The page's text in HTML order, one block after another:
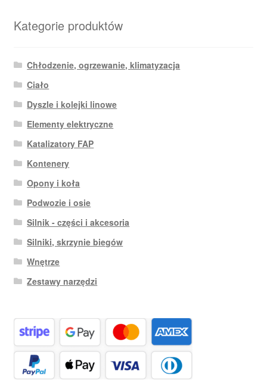
Kategorie produktów
Chłodzenie, ogrzewanie, klimatyzacja
Ciało
Dyszle i kolejki linowe
Elementy elektryczne
Katalizatory FAP
Kontenery
Opony i koła
Podwozie i osie
Silnik - części i akcesoria
Silniki, skrzynie biegów
Wnętrze
Zestawy narzędzi